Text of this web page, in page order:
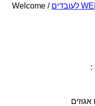
/ Welcome
: